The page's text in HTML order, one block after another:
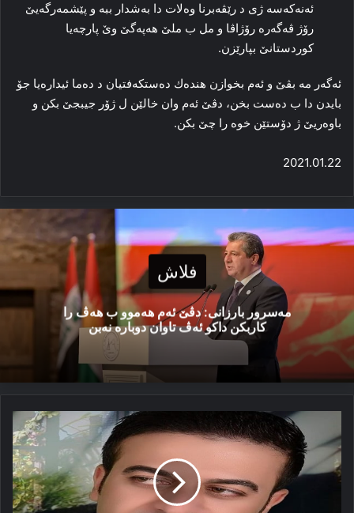
ئەنەكەسە ژی د رێڤەبرنا وەلات دا بەشدار ببە و پێشمەرگەیێ
رۆژ ڤەگەرە رۆژاڤا و مل ب ملێ ھەپەگێ وێ پارچەیا
كوردستانێ بپارێزن.
ئەگەر مە بڤێ و ئەم بخوازن ھندەك دەستكەفتیان د دەما ئیدارەیا جۆ
بایدن دا ب دەست بخن، دڤێ ئەم وان خالێن ل ژۆر جیبجێ بكن و
باوەریێ ژ دۆستێن خوە را چێ بكن.
2021.01.22
فلاش
مەسرور بارزانی: دڤێ ئەم هەموو ب هەڤ را
کاربکن داکو ئەڤ تاوان دوبارە نەبن
به‌ڵگه‌نامەیێن
دیرۆكى
دناڤبه‌را
ڤه‌شارتنێ
و
پاراستنێ